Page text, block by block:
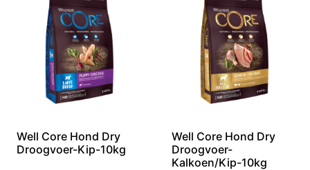
Well Core Hond Dry
Droogvoer-Kip-10kg
Well Core Hond Dry
Droogvoer-
Kalkoen/Kip-10kg